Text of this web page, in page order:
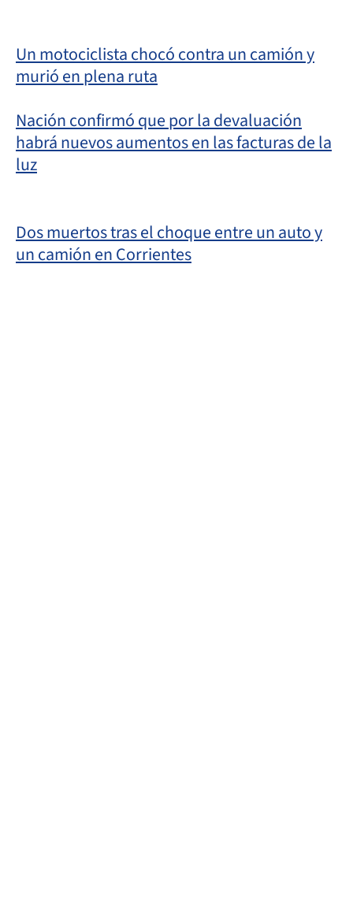
Un motociclista chocó contra un camión y
murió en plena ruta
Nación confirmó que por la devaluación
habrá nuevos aumentos en las facturas de la
luz
Dos muertos tras el choque entre un auto y
un camión en Corrientes